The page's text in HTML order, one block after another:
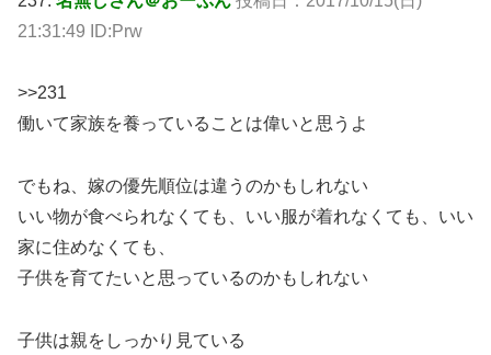
21:31:49 ID:Prw
>>231
働いて家族を養っていることは偉いと思うよ
でもね、嫁の優先順位は違うのかもしれない
いい物が食べられなくても、いい服が着れなくても、いい
家に住めなくても、
子供を育てたいと思っているのかもしれない
子供は親をしっかり見ている